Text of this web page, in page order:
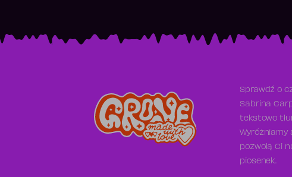
Sprawdź o
Sabrina
tekstowo
pozwolą Ci
piosenek.